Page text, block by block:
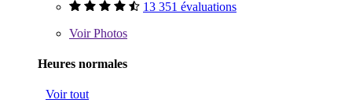
13 351 évaluations
VoirPhotos
Heures normales
Voir tout